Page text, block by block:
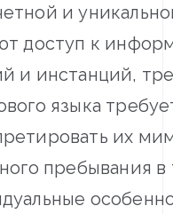
и
доступ к
и инстанций,
языка
их
пребывания в